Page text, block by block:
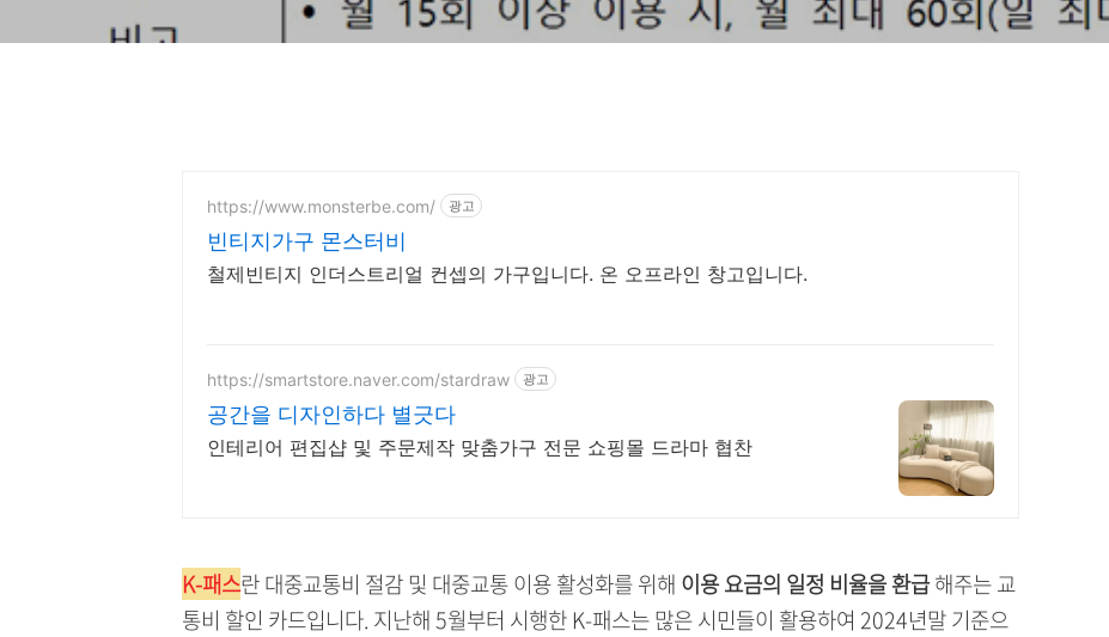
https://www.monsterbe.com/ 광고
빈티지가구 몬스터비
철제빈티지 인더스트리얼 컨셉의 가구입니다. 온 오프라인 창고입니다.
https://smartstore.naver.com/stardraw 광고
공간을 디자인하다 별긋다
인테리어 편집샵 및 주문제작 맞춤가구 전문 쇼핑몰 드라마 협찬
K-패스란 대중교통비 절감 및 대중교통 이용 활성화를 위해 이용 요금의 일정 비율을 환급해주는 교
통비 할인 카드입니다. 지난해 5월부터 시행한 K-패스는 많은 시민들이 활용하여 2024년말 기준으